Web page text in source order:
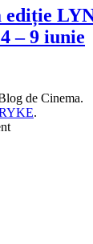
ediție
– 9 iunie
de Cinema.
.